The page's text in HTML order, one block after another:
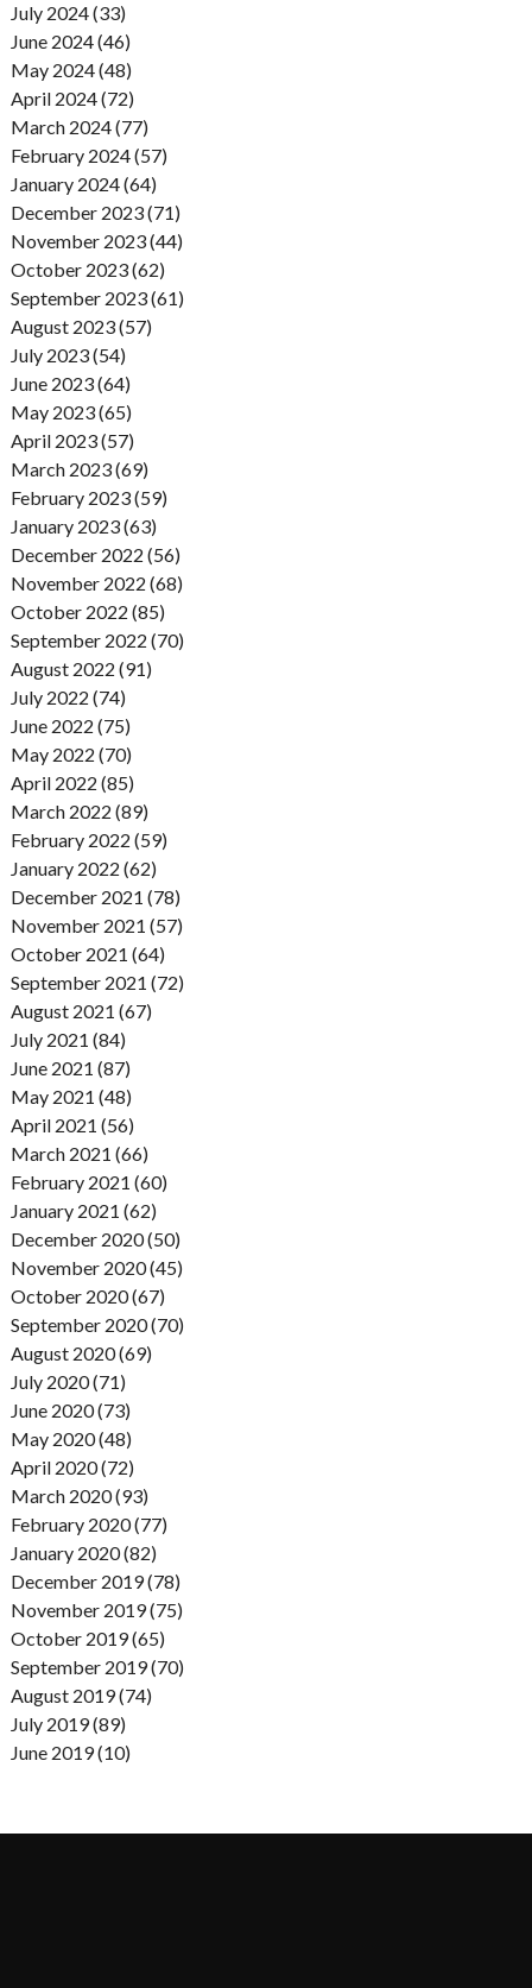
July 2024 (33)
June 2024 (46)
May 2024 (48)
April 2024 (72)
March 2024 (77)
February 2024 (57)
January 2024 (64)
December 2023 (71)
November 2023 (44)
October 2023 (62)
September 2023 (61)
August 2023 (57)
July 2023 (54)
June 2023 (64)
May 2023 (65)
April 2023 (57)
March 2023 (69)
February 2023 (59)
January 2023 (63)
December 2022 (56)
November 2022 (68)
October 2022 (85)
September 2022 (70)
August 2022 (91)
July 2022 (74)
June 2022 (75)
May 2022 (70)
April 2022 (85)
March 2022 (89)
February 2022 (59)
January 2022 (62)
December 2021 (78)
November 2021 (57)
October 2021 (64)
September 2021 (72)
August 2021 (67)
July 2021 (84)
June 2021 (87)
May 2021 (48)
April 2021 (56)
March 2021 (66)
February 2021 (60)
January 2021 (62)
December 2020 (50)
November 2020 (45)
October 2020 (67)
September 2020 (70)
August 2020 (69)
July 2020 (71)
June 2020 (73)
May 2020 (48)
April 2020 (72)
March 2020 (93)
February 2020 (77)
January 2020 (82)
December 2019 (78)
November 2019 (75)
October 2019 (65)
September 2019 (70)
August 2019 (74)
July 2019 (89)
June 2019 (10)